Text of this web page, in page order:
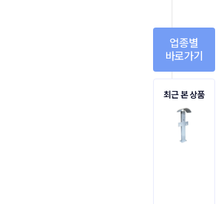
업종별
바로가기
최근 본 상품